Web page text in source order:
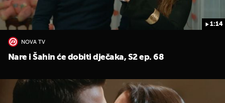
1:14
NOVA TV
Nare i Šahin će dobiti dječaka, S2 ep. 68